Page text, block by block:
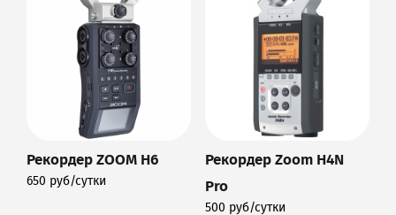
Рекордер ZOOM H6
650 руб/сутки
Рекордер Zoom H4N
Pro
500 руб/сутки